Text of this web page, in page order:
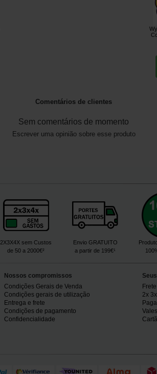
Comentários de clientes
Sem comentários de momento
Escrever uma opinião sobre esse produto
2X3X4X sem Custos
de 50 a 2000€²
Envio GRATUITO
a partir de 199€¹
Nossos compromissos
Condições Gerais de Venda
Condições gerais de utilização
Entrega e frete
Condições de pagamento
Confidencialidade
2x